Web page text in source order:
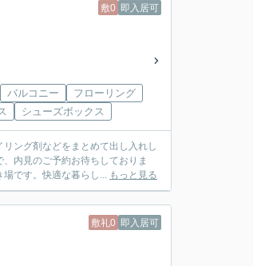
敷0 即入居可
バルコニー
フローリング
シューズボックス
ング剤などをまとめて出し入れし
内見のご予約お待ちしておりま
です。快適な暮らし... もっと見る
敷礼0 即入居可